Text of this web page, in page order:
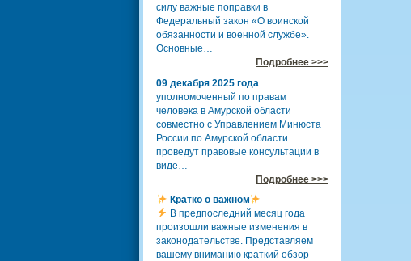
силу важные поправки в
Федеральный закон «О воинской
обязанности и военной службе».
Основные…
Подробнее >>>
09 декабря 2025 года
уполномоченный по правам
человека в Амурской области
совместно с Управлением Минюста
России по Амурской области
проведут правовые консультации в
виде…
Подробнее >>>
Кратко о важном
В предпоследний месяц года
произошли важные изменения в
законодательстве. Представляем
вашему вниманию краткий обзор